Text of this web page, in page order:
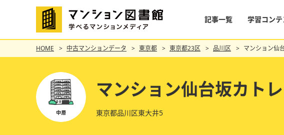
記事一覧 学習コン
HOME 中古マンションデータ 東京都 東京都23区 品川区 マンション仙
マンション仙台坂カト
東京都品川区東大井5